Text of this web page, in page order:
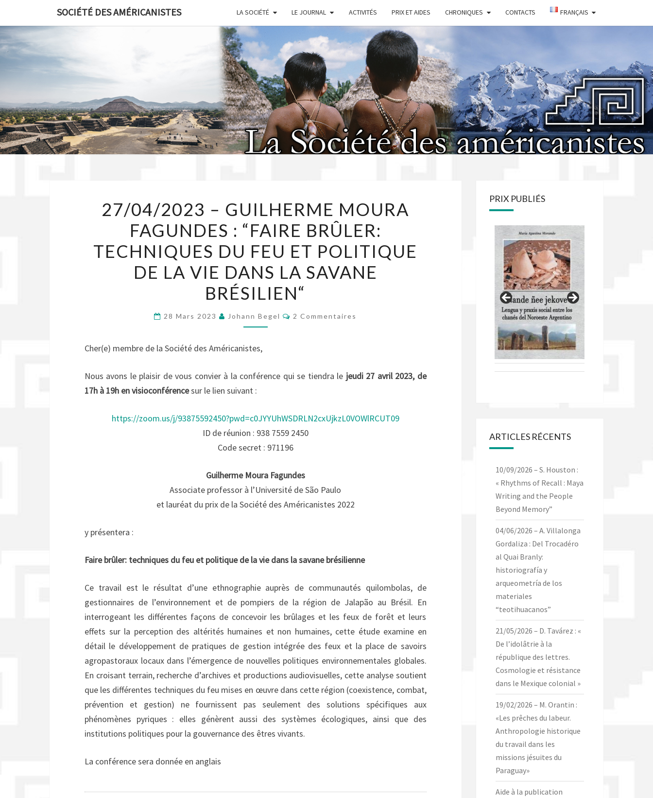
content
SOCIÉTÉ DES AMÉRICANISTES LA SOCIÉTÉ LE JOURNAL ACTIVITÉS PRIX ET AIDES CHRONIQUES CONTACTS FRANÇAIS
SOCIÉTÉ DES
AMÉRICANISTES
GUILHERME
MOURA
FAGUNDES
:
BRÛLER:
TECHNIQUES
DU
ET
POLITIQUE
VIE
DANS
LA
BRÉSILIEN“
27/04/2023 – GUILHERME MOURA
FAGUNDES : “FAIRE BRÛLER:
TECHNIQUES DU FEU ET POLITIQUE
DE LA VIE DANS LA SAVANE
BRÉSILIEN“
28 Mars 2023 Johann Begel Commentaires
2 Commentaires
Cher(e) membre de la Société des Américanistes,
Nous avons le plaisir de vous convier à la conférence qui se tiendra le jeudi 27 avril 2023, de
17h à 19h en visioconférencesur le lien suivant :
https://zoom.us/j/93875592450?pwd=c0JYYUhWSDRLN2cxUjkzL0VOWlRCUT09
ID de réunion : 938 7559 2450
Code secret : 971196
Guilherme Moura Fagundes
Associate professor à l’Université de São Paulo
et lauréat du prix de la Société des Américanistes 2022
y présentera :
Faire brûler: techniques du feu et politique de la vie dans la savane brésilienne
Ce travail est le résultat d’une ethnographie auprès de communautés quilombolas, de
gestionnaires de l’environnement et de pompiers de la région de Jalapão au Brésil. En
interrogeant les différentes façons de concevoir les brûlages et les feux de forêt et leurs
effets sur la perception des altérités humaines et non humaines, cette étude examine en
détail le développement de pratiques de gestion intégrée des feux et la place de savoirs
agropastoraux locaux dans l’émergence de nouvelles politiques environnementales globales.
En croisant terrain, recherche d’archives et productions audiovisuelles, cette analyse soutient
que les différentes techniques du feu mises en œuvre dans cette région (coexistence, combat,
prévention et gestion) ne fournissent pas seulement des solutions spécifiques aux
phénomènes pyriques : elles génèrent aussi des systèmes écologiques, ainsi que des
institutions politiques pour la gouvernance des êtres vivants.
La conférence sera donnée en anglais
PRIX PUBLIÉS
ARTICLES RÉCENTS
10/09/2026 – S. Houston :
« Rhythms of Recall : Maya
Writing and the People
Beyond Memory”
04/06/2026 – A. Villalonga
Gordaliza : Del Trocadéro
al Quai Branly:
historiografía y
arqueometría de los
materiales
“teotihuacanos”
21/05/2026 – D. Tavárez : «
De l’idolâtrie à la
république des lettres.
Cosmologie et résistance
dans le Mexique colonial »
19/02/2026 – M. Orantin :
«Les prêches du labeur.
Anthropologie historique
du travail dans les
missions jésuites du
Paraguay»
Aide à la publication